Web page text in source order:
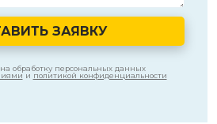
ЗАЯВКУ
обработку персональных данных
и политикой конфиденциальности